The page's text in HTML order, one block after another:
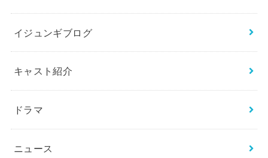
イジュンギブログ
キャスト紹介
ドラマ
ニュース